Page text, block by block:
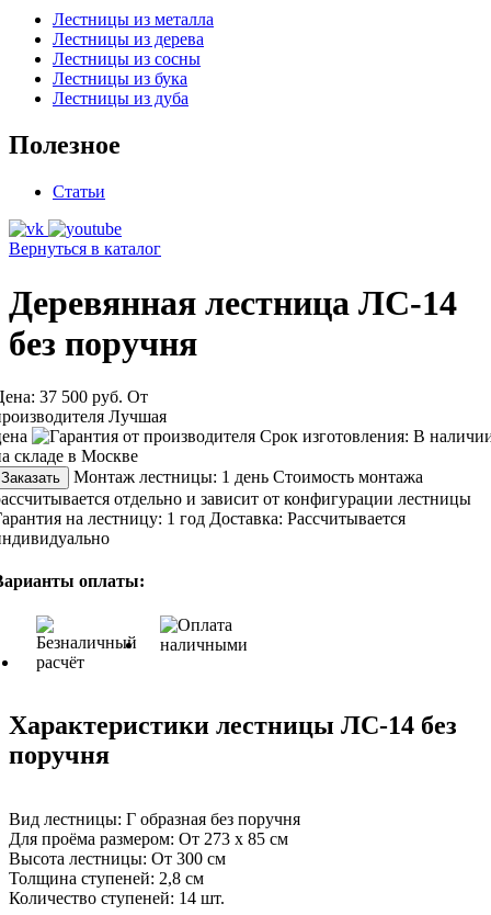
Лестницы из металла
Лестницы из дерева
Лестницы из сосны
Лестницы из бука
Лестницы из дуба
Полезное
Статьи
Вернуться в каталог
Деревянная лестница ЛС-14
без поручня
37 500 руб. От
Лучшая
Срок изготовления: В
складе в Москве
Заказать Монтаж лестницы: 1 день Стоимость монтажа
отдельно и зависит от конфигурации лестницы
на лестницу: 1 год Доставка: Рассчитывается
оплаты:
Характеристики лестницы ЛС-14 без
поручня
Вид лестницы: Г образная без поручня
Для проёма размером: От 273 х 85 см
Высота лестницы: От 300 см
Толщина ступеней: 2,8 см
Количество ступеней: 14 шт.